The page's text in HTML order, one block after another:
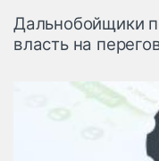
Дальнобойщики
власть на